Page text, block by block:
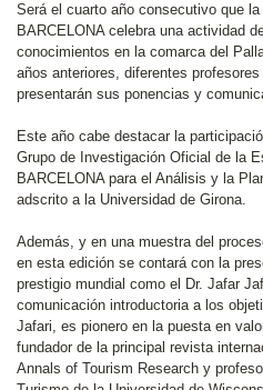
Será el cuarto año consecutivo que
BARCELONA celebra una actividad
conocimientos en la comarca del
años anteriores, diferentes
presentarán sus ponencias y
Este año cabe destacar la
Grupo de Investigación Oficial de la
BARCELONA para el Análisis y la
adscrito a la Universidad de Girona.
Además, y en una muestra del
en esta edición se contará con la
prestigio mundial como el Dr. Jafar
comunicación introductoria a los
Jafari, es pionero en la puesta en
fundador de la principal revista
Annals of Tourism Research y